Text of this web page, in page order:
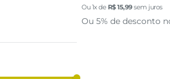
Ou1x de R$15,99sem juros
Ou 5% de desconto
P